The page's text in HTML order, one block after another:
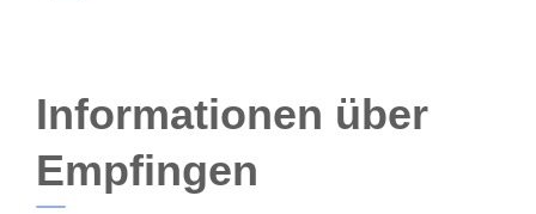
Informationen über
Empfingen